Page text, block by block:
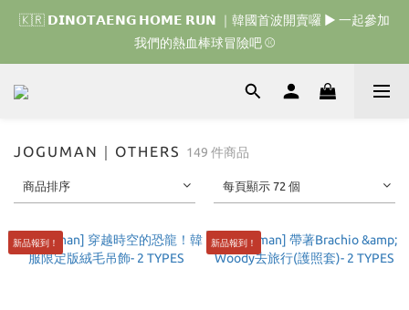
🇰🇷 𝗗𝗜𝗡𝗢𝗧𝗔𝗘𝗡𝗚 𝗛𝗢𝗠𝗘 𝗥𝗨𝗡 ｜韓國首波開賣囉 ▶ 一起參加
我們的熱血棒球冒險吧 ⚾️
🇰🇷 𝗗𝗜𝗡𝗢𝗧𝗔𝗘𝗡𝗚 𝗛𝗢𝗠𝗘 𝗥𝗨𝗡 ｜韓國首波開賣囉 ▶ 一起參加
我們的熱血棒球冒險吧 ⚾️
🇯🇵 𝗗𝗜𝗡𝗢𝗧𝗔𝗘𝗡𝗚 𝗢𝗡𝗘 𝗠𝗢𝗥𝗘 𝗕𝗜𝗧𝗘｜日本限時接單中
🇰🇷 𝗗𝗜𝗡𝗢𝗧𝗔𝗘𝗡𝗚 𝗛𝗢𝗠𝗘 𝗥𝗨𝗡 ｜韓國首波開賣囉 ▶ 一起參加
JOGUMAN｜OTHERS 149 件商品
商品排序 每頁顯示 72 個
新品報到！ 新品報到！